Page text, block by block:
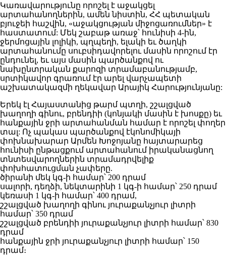
Կառավարությունը որոշել է աջակցել
արտահանողներին, ամեն նիստին, ՀՀ պետական
բյուջեի հաշվին, «աջակցության միջոցառումներ» է
հաստատում: Մեկ շաբաթ առաջ՝ հունիսի 4-ին,
ջերմոցային լոլիկի, պղպեղի, ելակի եւ ծաղկի
արտահանումը սուբսիդավորելու մասին որոշում էր
ընդունել, եւ այս մասին պարծանքով ու
նախընտրական քարոզի տրամաբանությամբ,
սրտիկավոր գրառում էր արել վարչապետի
աշխատակազմի ղեկավար Արայիկ Հարությունյանը:
Երեկ էլ Հայաստանից թարմ պտղի, շշալցված
խաղողի գինու, բրենդիի (կոնյակի մասին է խոսքը) եւ
հանքային ջրի արտահանման համար է որոշել փողեր
տալ: Ոչ պակաս պարծանքով էկոնոմիկայի
փոխնախարար Արմեն Խոջոյանը հայտարարեց
հունիսի ընթացքում արտահանում իրականացնող
տնտեսվարողներին տրամադրվելիք
փոխհատուցման չափերը.
ծիրանի մեկ կգ-ի համար՝ 200 դրամ
սալորի, դեղձի, նեկտարինի 1 կգ-ի համար՝ 250 դրամ
կեռասի 1 կգ-ի համար՝ 400 դրամ,
շշալցված խաղողի գինու յուրաքանչյուր լիտրի
համար՝ 350 դրամ
շշալցված բրենդիի յուրաքանչյուր լիտրի համար՝ 830
դրամ
հանքային ջրի յուրաքանչյուր լիտրի համար՝ 150
դրամ։